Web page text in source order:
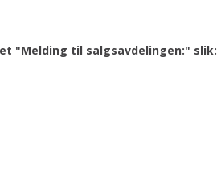
"Melding til salgsavdelingen:" slik: